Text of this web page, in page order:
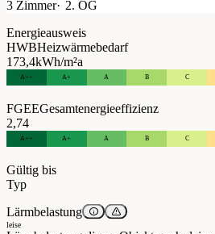
3 Zimmer
2. OG
Energieausweis
HWBHeizwärmebedarf
173,4kWh/m²a
A++ A+ A B C
FGEEGesamtenergieeffizienz
2,74
A++ A+ A B C
Gültig bis
Typ
Lärmbelastung
leise